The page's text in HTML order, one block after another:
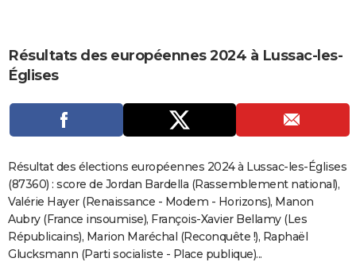
Carte de Noël
Carte Bonne année
Carte Saint-Valentin
Carte Pâques
Carte d'anniversaire
DICTIONNAIRE
COPAINS D'AVANT
AVIS DE DÉCÈS
FORUM
Bricolage
Lifestyle
Culture
Sport
Auto
Television
Voyage
Cinema
Résultats des européennes 2024 à Lussac-les-
Églises
Résultat des élections européennes 2024 à Lussac-les-Églises
(87360) : score de Jordan Bardella (Rassemblement national),
Valérie Hayer (Renaissance - Modem - Horizons), Manon
Aubry (France insoumise), François-Xavier Bellamy (Les
Républicains), Marion Maréchal (Reconquête !), Raphaël
Glucksmann (Parti socialiste - Place publique)...